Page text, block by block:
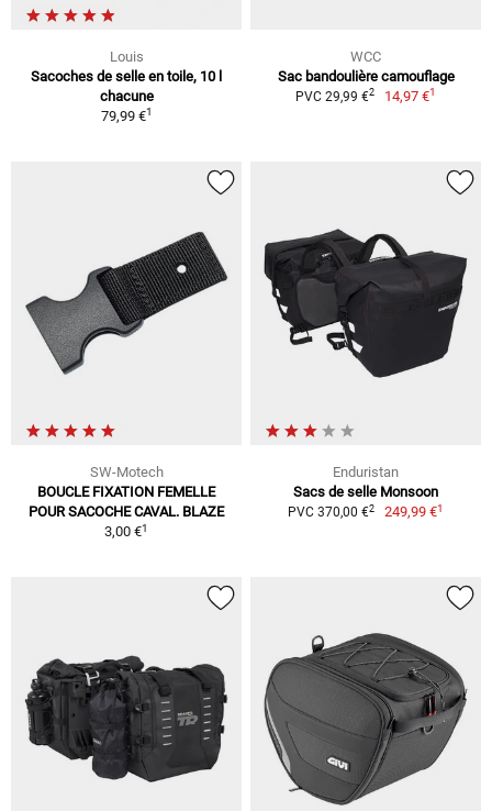
Louis
Sacoches de selle en toile, 10 l
chacune
79,99 €1
WCC
Sac bandoulière camouflage
PVC 29,99 €2 14,97 €1
SW-Motech
BOUCLE FIXATION FEMELLE
POUR SACOCHE CAVAL. BLAZE
3,00 €1
Enduristan
Sacs de selle Monsoon
PVC 370,00 €2 249,99 €1